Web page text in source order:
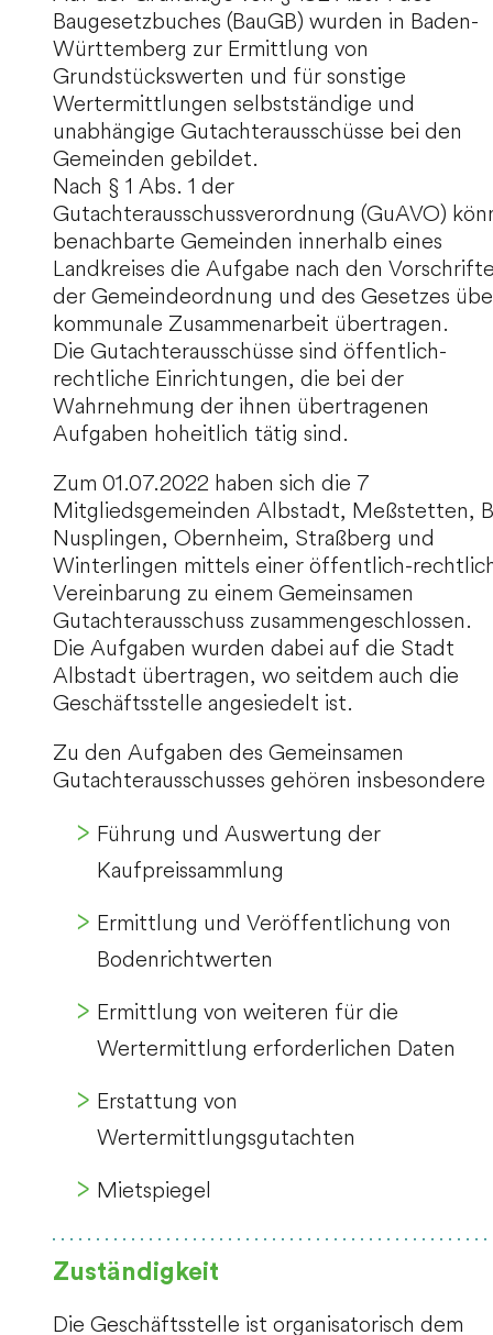
Baugesetzbuches (BauGB) wurden in Baden-
Württemberg zur Ermittlung von
Grundstückswerten und für sonstige
Wertermittlungen selbstständige und
unabhängige Gutachterausschüsse bei den
Gemeinden gebildet.
Nach § 1 Abs. 1 der
Gutachterausschussverordnung (GuAVO)
benachbarte Gemeinden innerhalb eines
Landkreises die Aufgabe nach den
der Gemeindeordnung und des Gesetzes
kommunale Zusammenarbeit übertragen.
Die Gutachterausschüsse sind öffentlich-
rechtliche Einrichtungen, die bei der
Wahrnehmung der ihnen übertragenen
Aufgaben hoheitlich tätig sind.
Zum 01.07.2022 haben sich die 7
Mitgliedsgemeinden Albstadt, Meßstetten,
Nusplingen, Obernheim, Straßberg und
Winterlingen mittels einer öffentlich-
Vereinbarung zu einem Gemeinsamen
Gutachterausschuss zusammengeschlossen.
Die Aufgaben wurden dabei auf die Stadt
Albstadt übertragen, wo seitdem auch die
Geschäftsstelle angesiedelt ist.
Zu den Aufgaben des Gemeinsamen
Gutachterausschusses gehören insbesondere
Führung und Auswertung der
Kaufpreissammlung
Ermittlung und Veröffentlichung von
Bodenrichtwerten
Ermittlung von weiteren für die
Wertermittlung erforderlichen Daten
Erstattung von
Wertermittlungsgutachten
Mietspiegel
Zuständigkeit
Die Geschäftsstelle ist organisatorisch dem